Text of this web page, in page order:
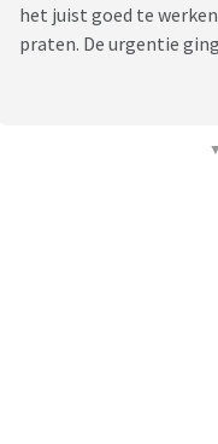
het juist goed te
praten. De urgentie